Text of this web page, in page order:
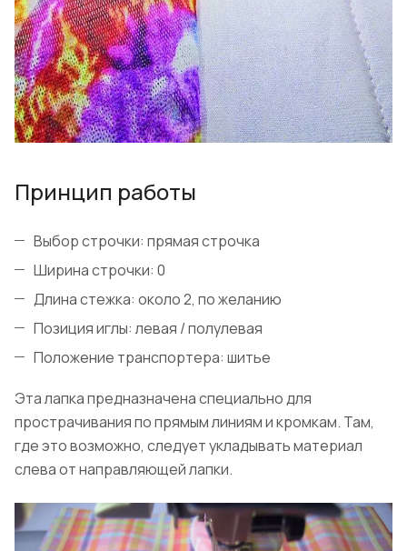
Принцип работы
Выбор строчки: прямая строчка
Ширина строчки: 0
Длина стежка: около 2, по желанию
Позиция иглы: левая / полулевая
Положение транспортера: шитье
Эта лапка предназначена специально для
прострачивания по прямым линиям и кромкам. Там,
где это возможно, следует укладывать материал
слева от направляющей лапки.